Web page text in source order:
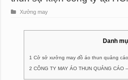
Xưởng may
Danh
1 Cở sở xưởng may đồ áo thun quảng
2 CÔNG TY MAY ÁO THUN QUẢNG CÁO